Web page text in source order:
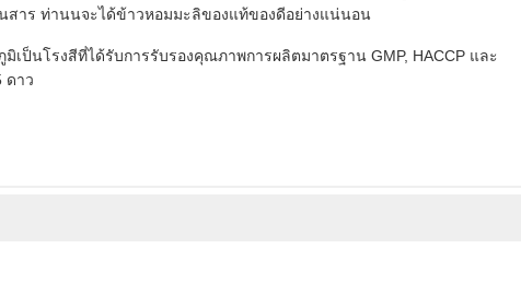
สาร ท่านนจะได้ข้าวหอมมะลิของแท้ของดีอย่างแน่นอน
เป็นโรงสีที่ได้รับการรับรองคุณภาพการผลิตมาตรฐาน GMP, HACCP และ
ดาว